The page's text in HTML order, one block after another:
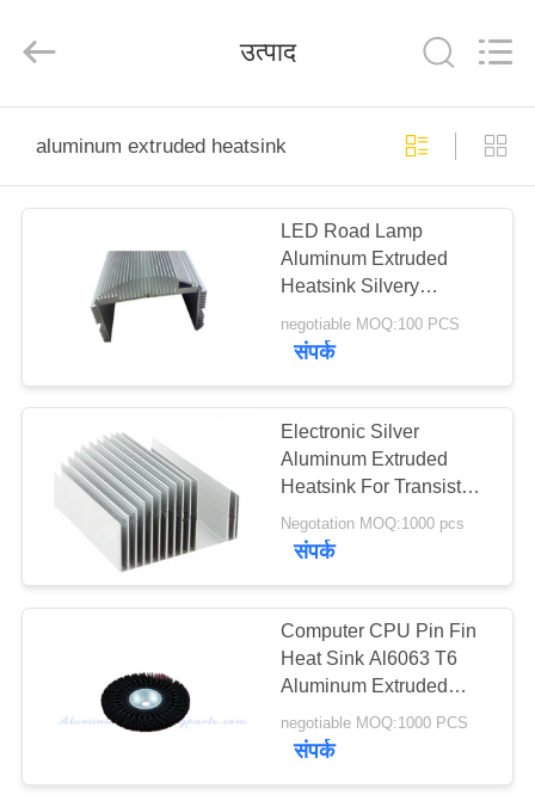
उत्पाद
बारे
कारखाने
दौरा
नियंत्रण
हमसे
Co.,Limited.
उत्पाद
aluminum extruded heatsink
LED Road Lamp
Aluminum Extruded
Heatsink Silvery
Anodized 6063
negotiable MOQ:100 PCS
संपर्क
Electronic Silver
Aluminum Extruded
Heatsink For Transistor
T3 - T8
Negotation MOQ:1000 pcs
संपर्क
Computer CPU Pin Fin
Heat Sink Al6063 T6
Aluminum Extruded
Heatsink
negotiable MOQ:1000 PCS
संपर्क